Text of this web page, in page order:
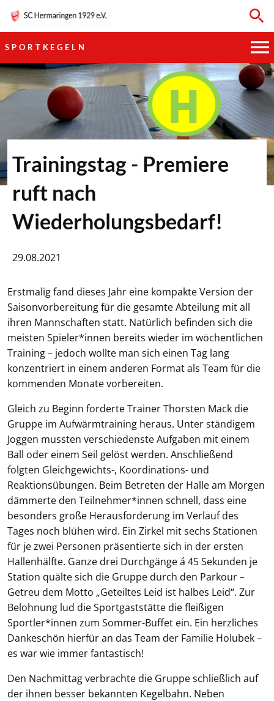
SPORTKEGELN
HAUPTVEREIN
SPORTKEGELN
FUSSBALL
GYMNASTIK
Trainingstag - Premiere
ruft nach
Wiederholungsbedarf!
29.08.2021
Erstmalig fand dieses Jahr eine kompakte Version der
Saisonvorbereitung für die gesamte Abteilung mit all
ihren Mannschaften statt. Natürlich befinden sich die
meisten Spieler*innen bereits wieder im wöchentlichen
Training – jedoch wollte man sich einen Tag lang
konzentriert in einem anderen Format als Team für die
kommenden Monate vorbereiten.
Gleich zu Beginn forderte Trainer Thorsten Mack die
Gruppe im Aufwärmtraining heraus. Unter ständigem
Joggen mussten verschiedenste Aufgaben mit einem
Ball oder einem Seil gelöst werden. Anschließend
folgten Gleichgewichts-, Koordinations- und
Reaktionsübungen. Beim Betreten der Halle am Morgen
dämmerte den Teilnehmer*innen schnell, dass eine
besonders große Herausforderung im Verlauf des
Tages noch blühen wird. Ein Zirkel mit sechs Stationen
für je zwei Personen präsentierte sich in der ersten
Hallenhälfte. Ganze drei Durchgänge á 45 Sekunden je
Station quälte sich die Gruppe durch den Parkour –
Getreu dem Motto „Geteiltes Leid ist halbes Leid“. Zur
Belohnung lud die Sportgaststätte die fleißigen
Sportler*innen zum Sommer-Buffet ein. Ein herzliches
Dankeschön hierfür an das Team der Familie Holubek –
es war wie immer fantastisch!
Den Nachmittag verbrachte die Gruppe schließlich auf
der ihnen besser bekannten Kegelbahn. Neben